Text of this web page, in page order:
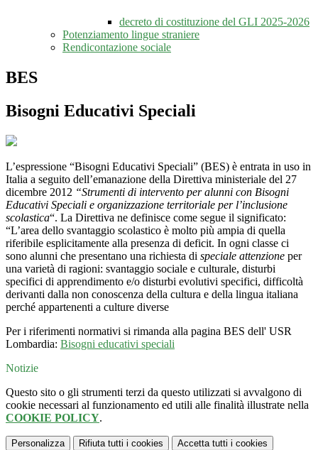
decreto di costituzione del GLI 2025-2026
Potenziamento lingue straniere
Rendicontazione sociale
BES
Bisogni Educativi Speciali
L’espressione “Bisogni Educativi Speciali” (BES) è entrata in uso in
Italia a seguito dell’emanazione della Direttiva ministeriale del 27
dicembre 2012 “Strumenti di intervento per alunni con Bisogni
Educativi Speciali e organizzazione territoriale per l’inclusione
scolastica“. La Direttiva ne definisce come segue il significato:
“L’area dello svantaggio scolastico è molto più ampia di quella
riferibile esplicitamente alla presenza di deficit. In ogni classe ci
sono alunni che presentano una richiesta di speciale attenzione per
una varietà di ragioni: svantaggio sociale e culturale, disturbi
specifici di apprendimento e/o disturbi evolutivi specifici, difficoltà
derivanti dalla non conoscenza della cultura e della lingua italiana
perché appartenenti a culture diverse
Per i riferimenti normativi si rimanda alla pagina BES dell' USR
Lombardia: Bisogni educativi speciali
Notizie
Questo sito o gli strumenti terzi da questo utilizzati si avvalgono di
cookie necessari al funzionamento ed utili alle finalità illustrate nella
COOKIE POLICY.
Personalizza Rifiuta tutti i cookies Accetta tutti i cookies